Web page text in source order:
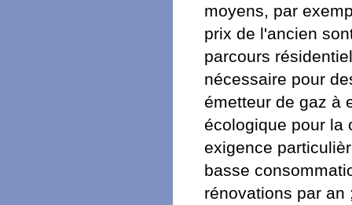
moyens, par
prix de l'ancien
parcours
nécessaire pour
émetteur de gaz à
écologique pour la
exigence
basse
rénovations par